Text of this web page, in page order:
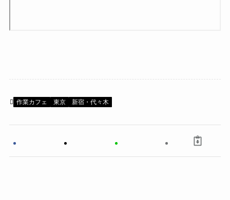
作業カフェ 東京 新宿・代々木